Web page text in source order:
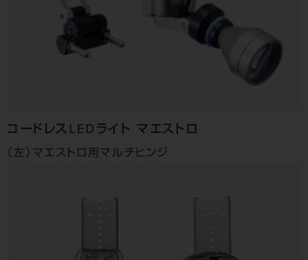
コードレスLEDライト マエストロ
（左）マエストロ用マルチヒンジ